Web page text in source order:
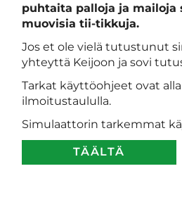
puhtaita palloja ja mailoja
muovisia tii-tikkuja.
Jos et ole vielä tutustunut
yhteyttä Keijoon ja sovi
Tarkat käyttöohjeet ovat
ilmoitustaululla.
Simulaattorin tarkemmat
TÄÄLTÄ